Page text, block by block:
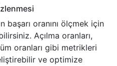
başarı oranını ölçmek için
Açılma oranları,
oranları gibi metrikleri
ve optimize